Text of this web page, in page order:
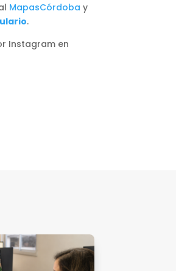
MapasCórdoba y
.
Instagram en